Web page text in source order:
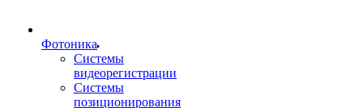
Фотоника
Cистемы
видеорегистрации
Системы
позиционирования